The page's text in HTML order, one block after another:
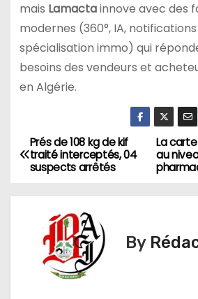
mais Lamactainnove avec des
modernes (360°, IA, notifications
spécialisation immo) qui
besoins des vendeurs et
en Algérie.
N
a
La
au
Prés de 108 kg de kif
traité interceptés, 04
suspects arrêtés
By